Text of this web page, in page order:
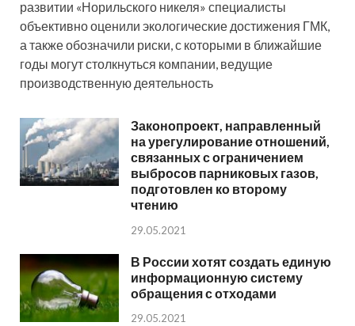
развитии «Норильского никеля» специалисты
объективно оценили экологические достижения ГМК,
а также обозначили риски, с которыми в ближайшие
годы могут столкнуться компании, ведущие
производственную деятельность
Законопроект, направленный
на урегулирование отношений,
связанных с ограничением
выбросов парниковых газов,
подготовлен ко второму
чтению
29.05.2021
В России хотят создать единую
информационную систему
обращения с отходами
29.05.2021